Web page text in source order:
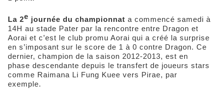
La 2e journée du championnat a commencé samedi à
14H au stade Pater par la rencontre entre Dragon et
Aorai et c’est le club promu Aorai qui a créé la surprise
en s’imposant sur le score de 1 à 0 contre Dragon. Ce
dernier, champion de la saison 2012-2013, est en
phase descendante depuis le transfert de joueurs stars
comme Raimana Li Fung Kuee vers Pirae, par
exemple.